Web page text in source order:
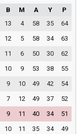
B M A Y
P
13 4 58 35
64
12 5 58 34
63
11 6 50 30
62
10 9 53 38
55
9 10 49 42
54
7 12 49 37
52
9 11 40 34
51
10 11 35 34
49